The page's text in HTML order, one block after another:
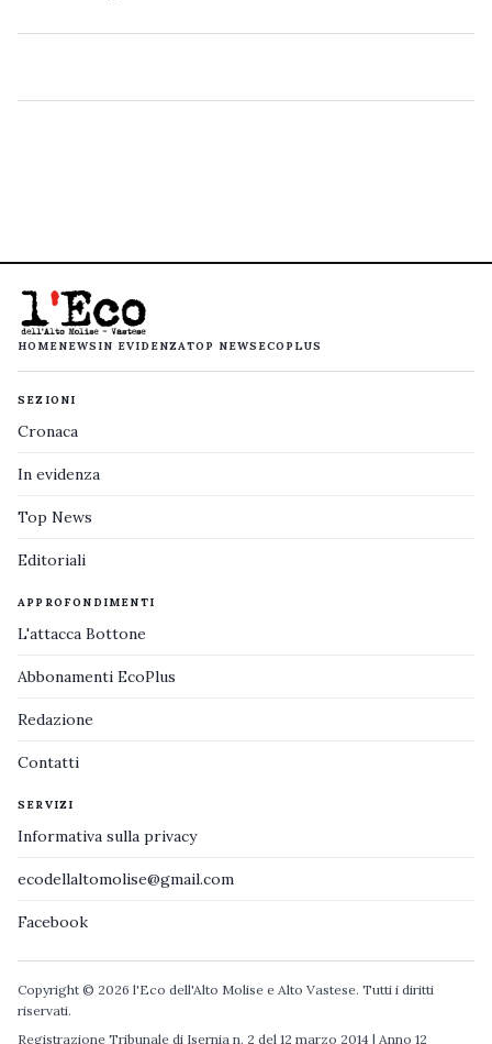
HOMENEWS IN EVIDENZATOP NEWS ECOPLUS
SEZIONI
Cronaca
In evidenza
Top News
Editoriali
APPROFONDIMENTI
L'attacca Bottone
Abbonamenti EcoPlus
Redazione
Contatti
SERVIZI
Informativa sulla privacy
ecodellaltomolise@gmail.com
Facebook
Copyright © 2026 l'Eco dell'Alto Molise e Alto Vastese. Tutti i diritti
riservati.
Registrazione Tribunale di Isernia n. 2 del 12 marzo 2014 | Anno 12